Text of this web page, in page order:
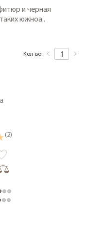
и черная
южноа..
Кол-во:
(2)